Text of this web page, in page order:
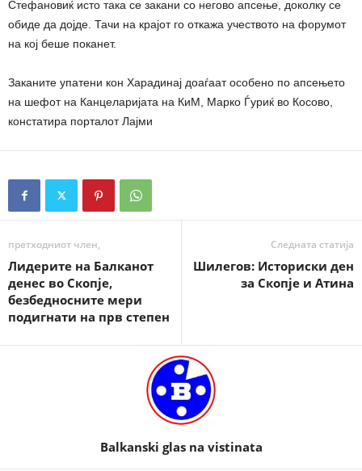
Стефановиќ исто така се закани со негово апсење, доколку се
обиде да дојде. Тачи на крајот го откажа учеството на форумот
на кој беше поканет.
Заканите упатени кон Харадинај доаѓаат особено по апсењето
на шефот на Канцеларијата на КиМ, Марко Ѓуриќ во Косово,
констатира порталот Лајми
претходниот член,
Лидерите на Балканот
денес во Скопје,
безбедносните мери
подигнати на прв степен
Следната статија
Шилегов: Историски ден
за Скопје и Атина
Balkanski glas na vistinata